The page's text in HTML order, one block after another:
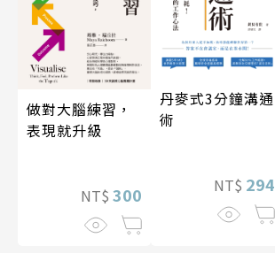
做對大腦練習，
表現就升級
NT$ 300
丹麥式3分鐘溝通
術
NT$ 294